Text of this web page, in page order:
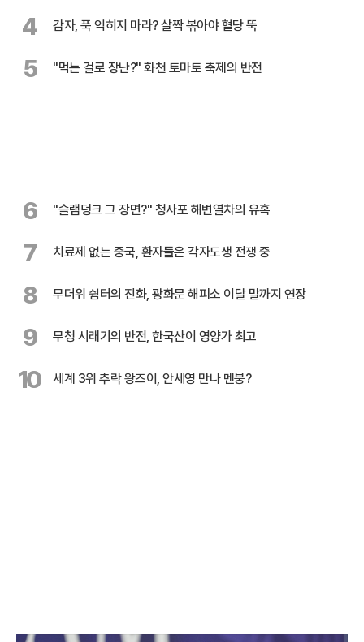
4 감자, 푹 익히지 마라? 살짝 볶아야 혈당 뚝
5 "먹는 걸로 장난?" 화천 토마토 축제의 반전
6 "슬램덩크 그 장면?" 청사포 해변열차의 유혹
7 치료제 없는 중국, 환자들은 각자도생 전쟁 중
8 무더위 쉼터의 진화, 광화문 해피소 이달 말까지 연장
9 무청 시래기의 반전, 한국산이 영양가 최고
10 세계 3위 추락 왕즈이, 안세영 만나 멘붕?